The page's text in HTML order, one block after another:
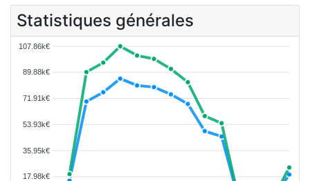
Statistiques générales
107.86k€
89.88k€
71.91k€
53.93k€
35.95k€
17.98k€